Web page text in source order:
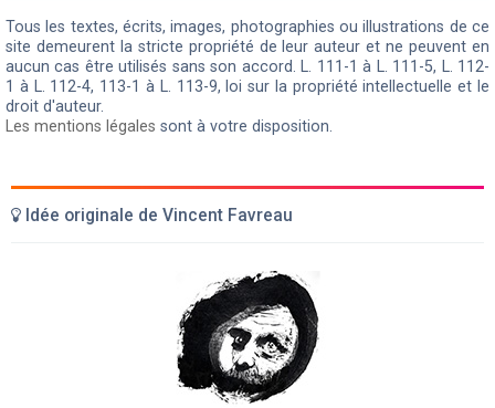
Tous les textes, écrits, images, photographies ou illustrations de ce
site demeurent la stricte propriété de leur auteur et ne peuvent en
aucun cas être utilisés sans son accord. L. 111-1 à L. 111-5, L. 112-
1 à L. 112-4, 113-1 à L. 113-9, loi sur la propriété intellectuelle et le
droit d'auteur.
Les mentions légales sont à votre disposition.
Idée originale de Vincent Favreau